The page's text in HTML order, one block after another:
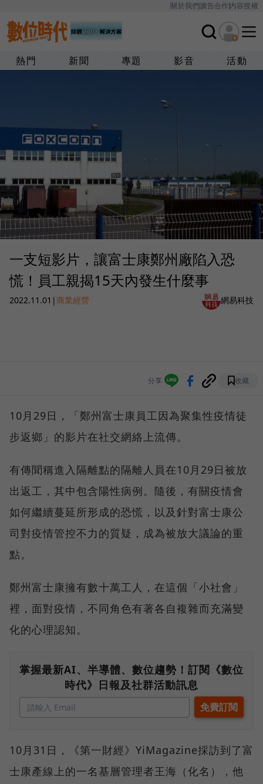
關於我們廣告合作內容授權
熱門 新聞 專題 影音 活動
一支短影片，讓富士康鄭州廠陷入恐
慌！員工親揭15天內發生什麼事
2022.11.01 |商業經營 網易科技
分享 收藏
10月29日，「鄭州富士康員工因為聚集性疫情徒
步返鄉」的影片在社交網絡上流傳。
有傳聞稱進入隔離點的隔離人員在10月29日被放
出返工，其中包含陽性病例。隨後，有關疫情會
如何繼續蔓延所形成的恐慌，以及針對富士康公
司對疫情管控不力的質疑，成為被放大議論的重
點。
鄭州富士康擁有數十萬工人，在這個「小社會」
裡，面對疫情，不同角色有著各自複雜而充滿變
化的心理認知。
掌握最新AI、半導體、數位趨勢！訂閱《數位
時代》日報及社群活動訊息
10月31日，《第一財經》YiMagazine採訪到了富
士康產線上的一名基層管理者王海（化名），他